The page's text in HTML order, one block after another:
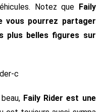
Notez que Faily
vous pourrez partager
plus belles figures sur
Faily Rider est une